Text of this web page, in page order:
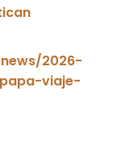
2026-
viaje-